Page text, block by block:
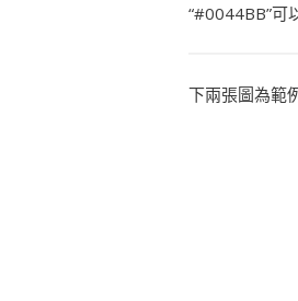
“#0044BB”可
下兩張圖為範